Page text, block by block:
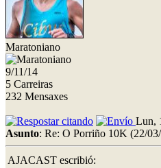
Maratoniano
9/11/14
5 Carreiras
232 Mensaxes
Lun,
Asunto: Re: O Porriño 10K (22/
AJACAST escribió: